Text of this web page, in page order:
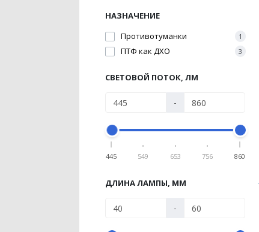
НАЗНАЧЕНИЕ
Противотуманки
1
ПТФ как ДХО 3
СВЕТОВОЙ ПОТОК, ЛМ
-
445 549 653 756 860
ДЛИНА ЛАМПЫ, ММ
-